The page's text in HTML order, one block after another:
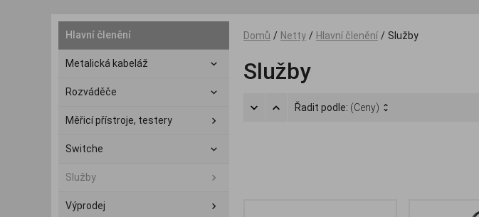
Hlavní členění
Metalická kabeláž
Rozváděče
Měřicí přístroje, testery
Switche
Služby
Výprodej
Domů / Netty / Hlavní členění / Služby
Služby
Řadit podle: (Ceny)